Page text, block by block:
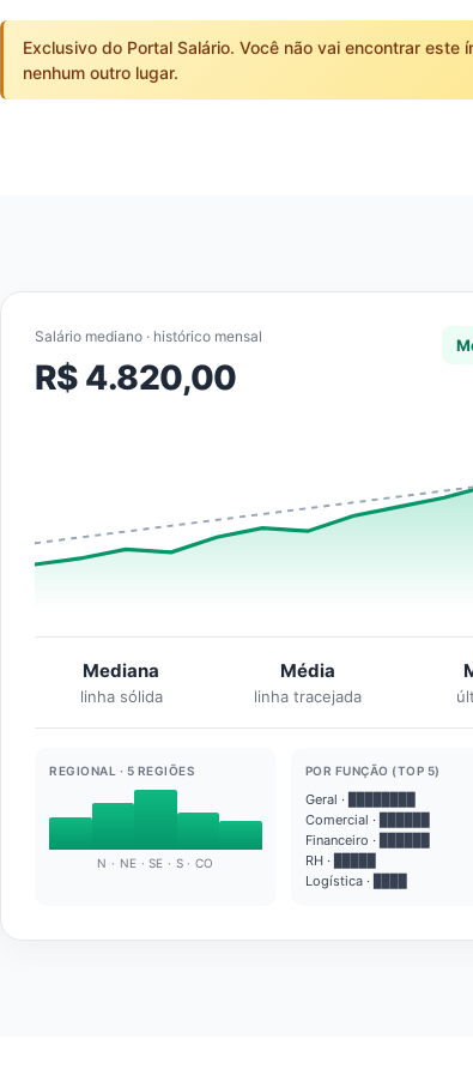
Exclusivo do Portal Salário. Você não vai encontrar este
nenhum outro lugar.
Salário mediano · histórico mensal
R$ 4.820,00
Mediana
linha sólida
Média
linha tracejada
REGIONAL · 5 REGIÕES
N · NE · SE · S · CO
POR FUNÇÃO (TOP 5)
Geral · ████████
Comercial · ██████
Financeiro · ██████
RH · █████
Logística · ████